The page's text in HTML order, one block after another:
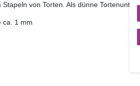
von Torten. Als dünne
1 mm